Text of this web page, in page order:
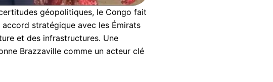
géopolitiques, le Congo fait
stratégique avec les Émirats
et des infrastructures. Une
Brazzaville comme un acteur clé